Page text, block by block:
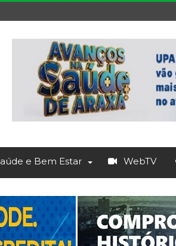
e Bem Estar WebTV